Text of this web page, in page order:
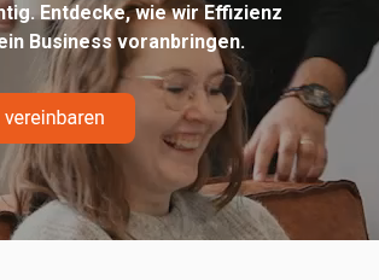
Entdecke, wie wir Effizienz
Business voranbringen.